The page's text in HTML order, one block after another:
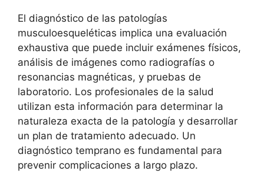
El diagnóstico de las patologías
musculoesqueléticas implica una evaluación
exhaustiva que puede incluir exámenes físicos,
análisis de imágenes como radiografías o
resonancias magnéticas, y pruebas de
laboratorio. Los profesionales de la salud
utilizan esta información para determinar la
naturaleza exacta de la patología y desarrollar
un plan de tratamiento adecuado. Un
diagnóstico temprano es fundamental para
prevenir complicaciones a largo plazo.